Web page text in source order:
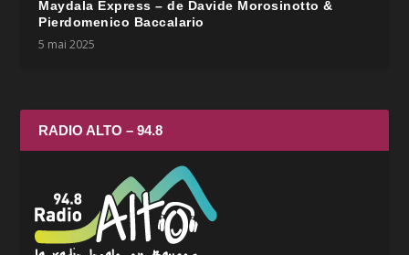
Maydala Express – de Davide Morosinotto &
Pierdomenico Baccalario
5 mai 2025
RADIO ALTO – 94.8